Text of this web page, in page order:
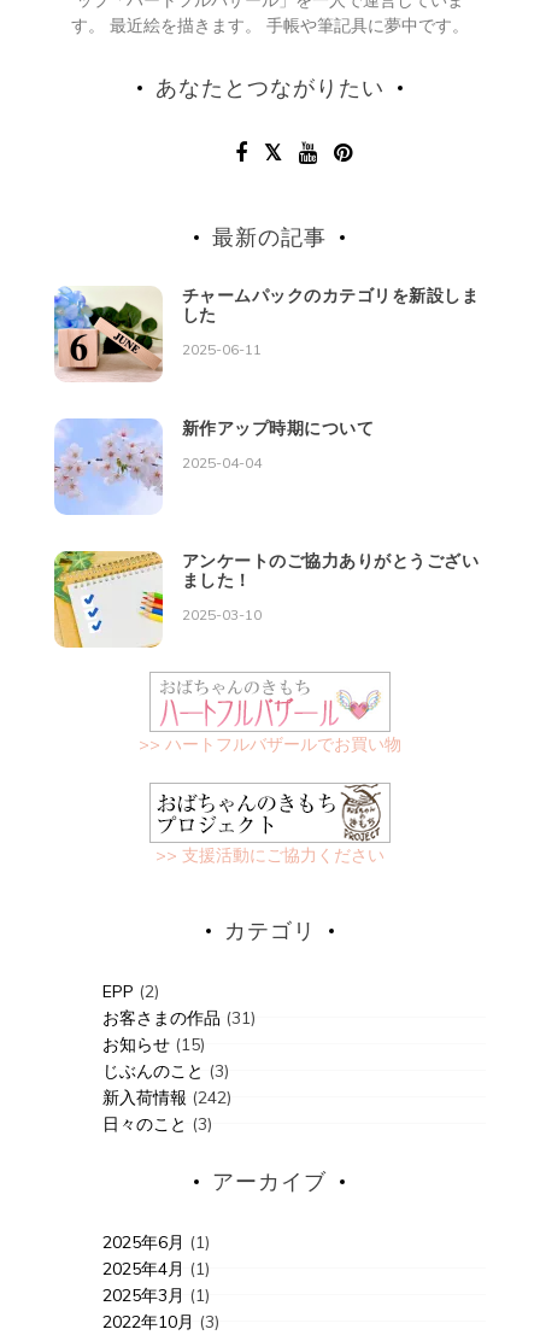
す。 最近絵を描きます。 手帳や筆記具に夢中です。
あなたとつながりたい
最新の記事
チャームパックのカテゴリを新設しま
した
2025-06-11
新作アップ時期について
2025-04-04
アンケートのご協力ありがとうござい
ました！
2025-03-10
>> ハートフルバザールでお買い物
>> 支援活動にご協力ください
カテゴリ
EPP (2)
お客さまの作品 (31)
お知らせ(15)
じぶんのこと (3)
新入荷情報 (242)
日々のこと (3)
アーカイブ
2025年6月 (1)
2025年4月 (1)
2025年3月 (1)
2022年10月 (3)